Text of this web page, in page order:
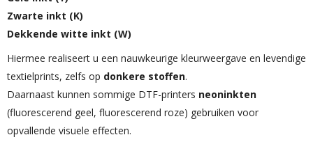
Zwarte inkt (K)
Dekkende witte inkt (W)
Hiermee realiseert u een nauwkeurige kleurweergave en levendige
textielprints, zelfs op donkere stoffen.
Daarnaast kunnen sommige DTF-printers neoninkten
(fluorescerend geel, fluorescerend roze) gebruiken voor
opvallende visuele effecten.